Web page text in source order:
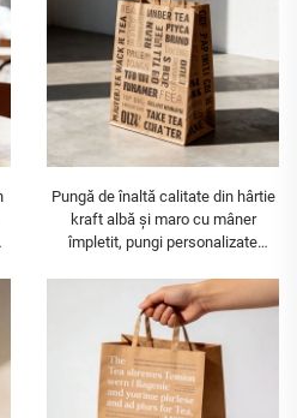
Pungă de înaltă calitate din hârtie
kraft albă și maro cu mâner
împletit, pungi personalizate